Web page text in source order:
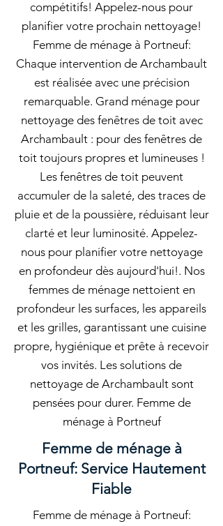
compétitifs! Appelez-nous pour
planifier votre prochain nettoyage!
Femme de ménage à Portneuf:
Chaque intervention de Archambault
est réalisée avec une précision
remarquable. Grand ménage pour
nettoyage des fenêtres de toit avec
Archambault : pour des fenêtres de
toit toujours propres et lumineuses !
Les fenêtres de toit peuvent
accumuler de la saleté, des traces de
pluie et de la poussière, réduisant leur
clarté et leur luminosité. Appelez-
nous pour planifier votre nettoyage
en profondeur dès aujourd'hui!. Nos
femmes de ménage nettoient en
profondeur les surfaces, les appareils
et les grilles, garantissant une cuisine
propre, hygiénique et prête à recevoir
vos invités. Les solutions de
nettoyage de Archambault sont
pensées pour durer. Femme de
ménage à Portneuf
Femme de ménage à
Portneuf: Service Hautement
Fiable
Femme de ménage à Portneuf: